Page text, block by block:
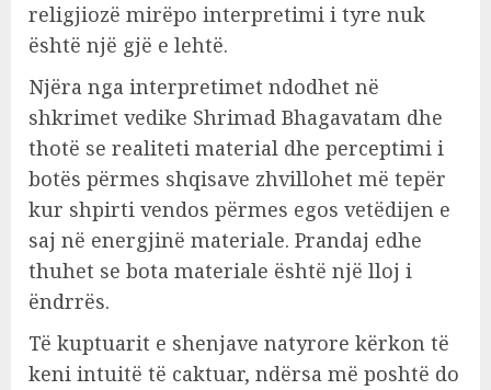
religjiozë mirëpo interpretimi i tyre nuk
është një gjë e lehtë.
Njëra nga interpretimet ndodhet në
shkrimet vedike Shrimad Bhagavatam dhe
thotë se realiteti material dhe perceptimi i
botës përmes shqisave zhvillohet më tepër
kur shpirti vendos përmes egos vetëdijen e
saj në energjinë materiale. Prandaj edhe
thuhet se bota materiale është një lloj i
ëndrrës.
Të kuptuarit e shenjave natyrore kërkon të
keni intuitë të caktuar, ndërsa më poshtë do